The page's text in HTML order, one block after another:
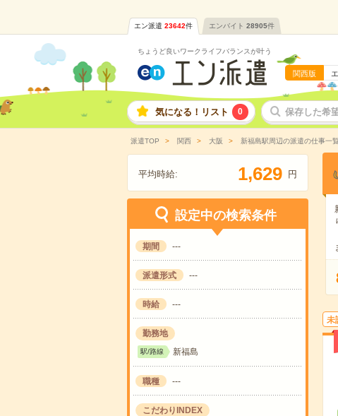
エン派遣 23642件 エンバイト 28905件
ちょうど良いワークライフバランスが叶う
関西版
気になる！リスト 0 保存した希
派遣TOP 関西 大阪 新福島駅周辺の派遣の仕事一覧
平均時給: 1,629 円
設定中の検索条件
期間 ---
派遣形式 ---
時給 ---
勤務地
駅/路線 新福島
職種 ---
こだわりINDEX
未